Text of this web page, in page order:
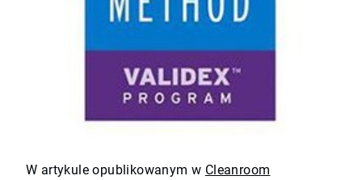
W artykule opublikowanym w Cleanroom